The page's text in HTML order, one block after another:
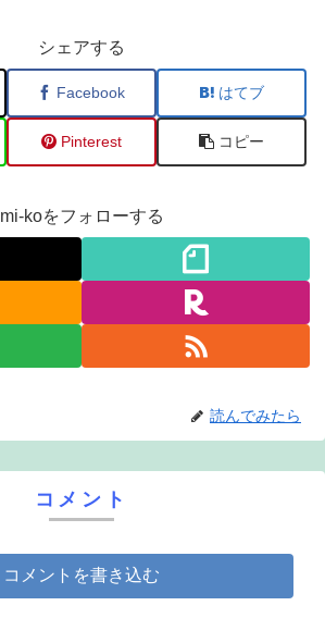
シェアする
Facebook はてブ
Pinterest コピー
mi-koをフォローする
読んでみたら
コメント
コメントを書き込む